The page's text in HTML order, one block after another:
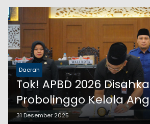
Daerah
Tok! APBD 2026
Probolinggo Kelola
Hampir Rp1 Triliun
31 Desember 2025